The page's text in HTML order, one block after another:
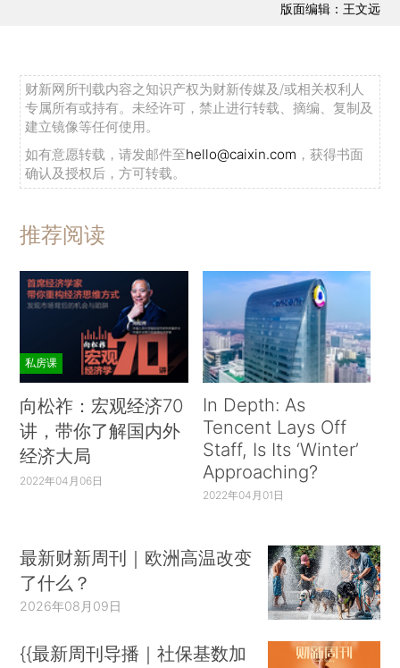
版面编辑：王文远
财新网所刊载内容之知识产权为财新传媒及/或相关权利人
专属所有或持有。未经许可，禁止进行转载、摘编、复制及
建立镜像等任何使用。
如有意愿转载，请发邮件至hello@caixin.com ，获得书面
确认及授权后，方可转载。
推荐阅读
私房课
向松祚：宏观经济70
讲，带你了解国内外
经济大局
2022年04月06日
In Depth: As
Tencent Lays Off
Staff, Is Its ‘Winter’
Approaching?
2022年04月01日
最新财新周刊｜欧洲高温改变
了什么？
2026年08月09日
{{最新周刊导播｜社保基数加